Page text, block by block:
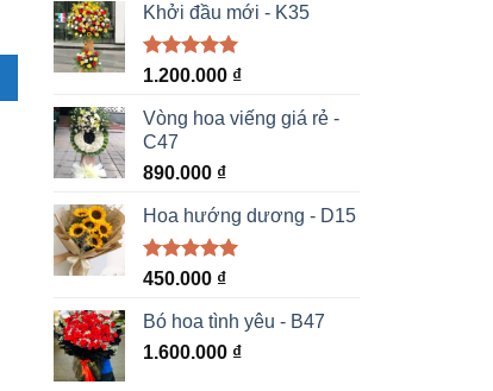
Khởi đầu mới - K35
Được xếp
5 sao
1.200.000 ₫
Vòng hoa viếng giá rẻ -
C47
890.000 ₫
Hoa hướng dương - D15
Được xếp
5 sao
450.000 ₫
Bó hoa tình yêu - B47
1.600.000 ₫